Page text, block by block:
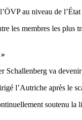
au niveau de
les membres les
va
l’Autriche après le
soutenu